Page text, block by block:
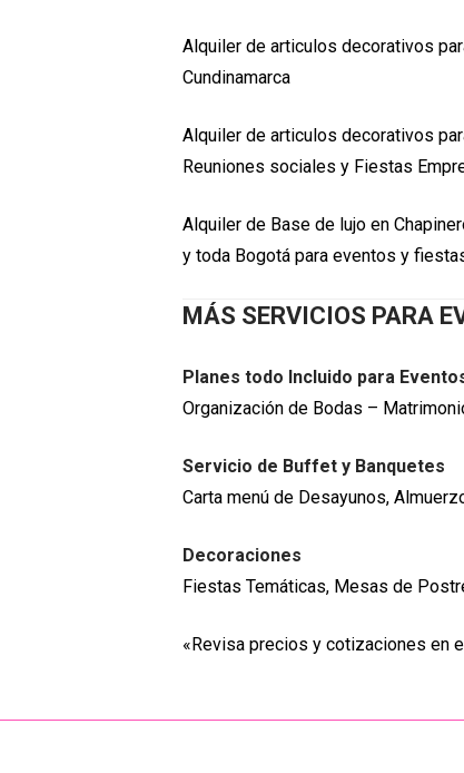
Alquiler de articulos decorativos
Cundinamarca
Alquiler de articulos decorativos
Reuniones sociales y Fiestas
Alquiler de Base de lujo en
y toda Bogotá para eventos y
MÁS SERVICIOS PARA
Planes todo Incluido para
Organización de Bodas –
Servicio de Buffet y Banquetes
Carta menú de Desayunos,
Decoraciones
Fiestas Temáticas, Mesas de
«Revisa precios y cotizaciones en